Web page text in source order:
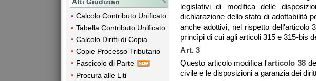
Calcolo Contributo Unificato
Tabella Contributo Unificato
Calcolo Diritti di Copia
Copie Processo Tributario
Fascicolo di Parte
Procura alle Liti
legislativi di modifica delle
dichiarazione dello stato di adottabilità
anche adottivi, nel rispetto dell'articolo
princìpi di cui agli articoli 315 e 315-bis
Art. 3
Questo articolo modifica l'articolo 38
civile e le disposizioni a garanzia dei